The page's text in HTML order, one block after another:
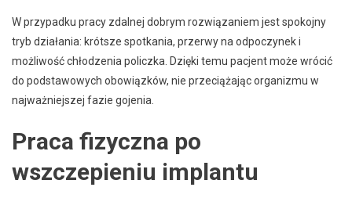
W przypadku pracy zdalnej dobrym rozwiązaniem jest spokojny
tryb działania: krótsze spotkania, przerwy na odpoczynek i
możliwość chłodzenia policzka. Dzięki temu pacjent może wrócić
do podstawowych obowiązków, nie przeciążając organizmu w
najważniejszej fazie gojenia.
Praca fizyczna po
wszczepieniu implantu